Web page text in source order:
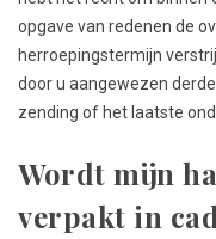
opgave van redenen de
herroepingstermijn
door u aangewezen
zending of het laatste
Wordt mijn
verpakt in